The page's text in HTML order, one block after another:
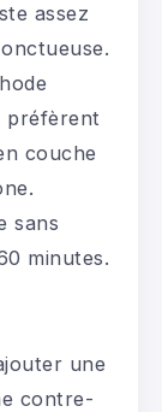
assez
préfèrent
couche
sans
minutes.
une
contre-